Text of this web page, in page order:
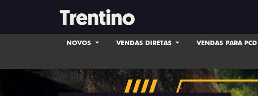
NOVOS VENDAS DIRETAS VENDAS PARA PCD